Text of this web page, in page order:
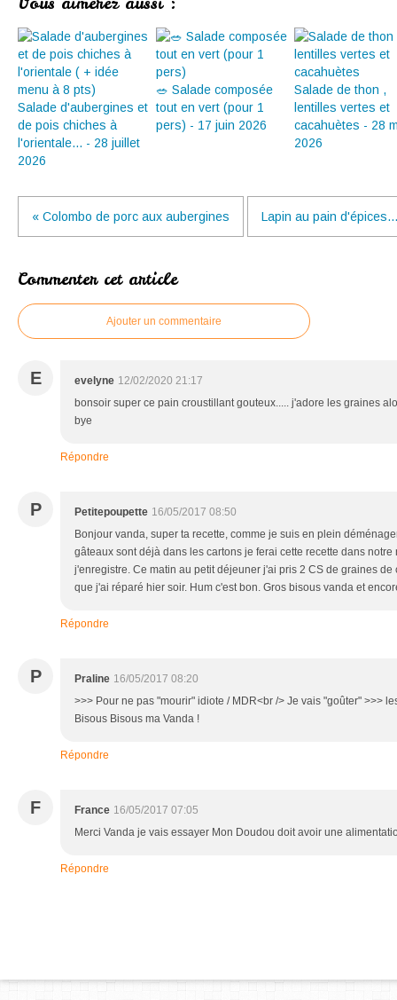
Salade d'aubergines et
de pois chiches à
l'orientale... - 28 juillet
2026
🥗 Salade composée
tout en vert (pour 1
pers) - 17 juin 2026
Salade de thon ,
lentilles vertes et
cacahuètes - 28
2026
« Colombo de porc aux aubergines Lapin au pain
Commenter cet article
Ajouter un commentaire
E evelyne 12/02/2020 21:17
bonsoir super ce pain croustillant gouteux..... j'adore les graines
bye
Répondre
P Petitepoupette 16/05/2017 08:50
Bonjour vanda, super ta recette, comme je suis en plein
gâteaux sont déjà dans les cartons je ferai cette recette dans
j'enregistre. Ce matin au petit déjeuner j'ai pris 2 CS de graines
que j'ai réparé hier soir. Hum c'est bon. Gros bisous vanda et
Répondre
P Praline 16/05/2017 08:20
>>> Pour ne pas "mourir" idiote / MDR<br /> Je vais "goûter" >>>
Bisous Bisous ma Vanda !
Répondre
F France 16/05/2017 07:05
Merci Vanda je vais essayer Mon Doudou doit avoir une
Répondre